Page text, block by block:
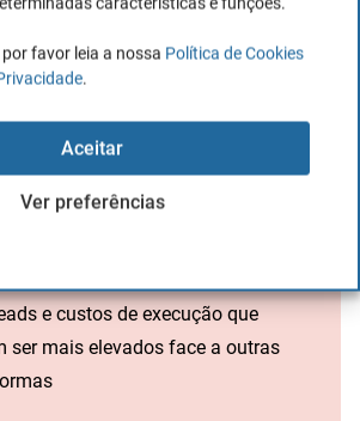
favor leia a nossa Política de Cookies
.
Aceitar
Ver preferências
investido
e custos de execução que
ser mais elevados face a outras